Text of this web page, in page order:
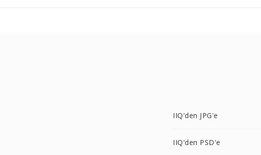
IIQ'den JPG'e
IIQ'den PSD'e